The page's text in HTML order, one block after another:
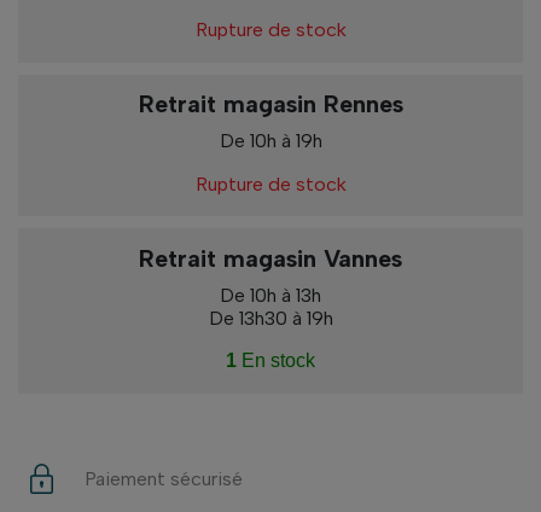
Rupture de stock
Retrait magasin Rennes
De 10h à 19h
Rupture de stock
Retrait magasin Vannes
De 10h à 13h
De 13h30 à 19h
1 En stock
Paiement sécurisé